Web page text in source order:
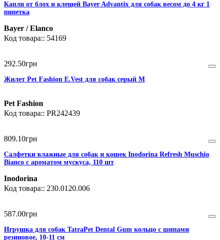
Капли от блох и клещей Bayer Advantix для собак весом до 4 кг 1
пипетка
Bayer / Elanco
54169
292.50грн
Жилет Pet Fashion E.Vest для собак серый M
Pet Fashion
PR242439
809.10грн
Салфетки влажные для собак и кошек Inodorina Refresh Muschio
Bianco с ароматом мускуса, 110 шт
Inodorina
230.0120.006
587.00грн
Игрушка для собак TatraPet Dental Gum кольцо с шипами
резиновое, 10-11 см